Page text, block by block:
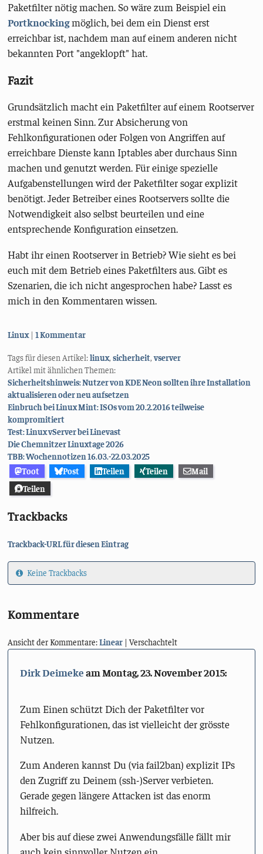
Paketfilter nötig machen. So wäre zum Beispiel ein
Portknockingmöglich, bei dem ein Dienst erst
erreichbar ist, nachdem man auf einem anderen nicht
bekannten Port "angeklopft" hat.
Fazit
Grundsätzlich macht ein Paketfilter auf einem Rootserver
erstmal keinen Sinn. Zur Absicherung von
Fehlkonfigurationen oder Folgen von Angriffen auf
erreichbare Dienste kann Iptables aber durchaus Sinn
machen und genutzt werden. Für einige spezielle
Aufgabenstellungen wird der Paketfilter sogar explizit
benötigt. Jeder Betreiber eines Rootservers sollte die
Notwendigkeit also selbst beurteilen und eine
entsprechende Konfiguration einsetzen.
Habt ihr einen Rootserver in Betrieb? Wie sieht es bei
euch mit dem Betrieb eines Paketfilters aus. Gibt es
Szenarien, die ich nicht angesprochen habe? Lasst es
mich in den Kommentaren wissen.
Kategorien:
Linux 1 Kommentar
Tags für diesen Artikel:linux,sicherheit,vserver
Artikel mit ähnlichen Themen:
Sicherheitshinweis: Nutzer von KDE Neon sollten ihre Installation
aktualisieren oder neu aufsetzen
Einbruch bei Linux Mint: ISOs vom 20.2.2016 teilweise
kompromitiert
Test: Linux vServer bei Linevast
Die Chemnitzer Linuxtage 2026
TBB: Wochennotizen 16.03.-22.03.2025
Toot
Post Teilen Teilen
Mail
Teilen
Trackbacks
Trackback-URL für diesen Eintrag
Keine Trackbacks
Kommentare
Ansicht der Kommentare:Linear | Verschachtelt
Dirk DeimekeamMontag, 23. November 2015:
Zum Einen schützt Dich der Paketfilter vor
Fehlkonfigurationen, das ist vielleicht der grösste
Nutzen.
Zum Anderen kannst Du (via fail2ban) explizit IPs
den Zugriff zu Deinem (ssh-)Server verbieten.
Gerade gegen längere Attacken ist das enorm
hilfreich.
Aber bis auf diese zwei Anwendungsfälle fällt mir